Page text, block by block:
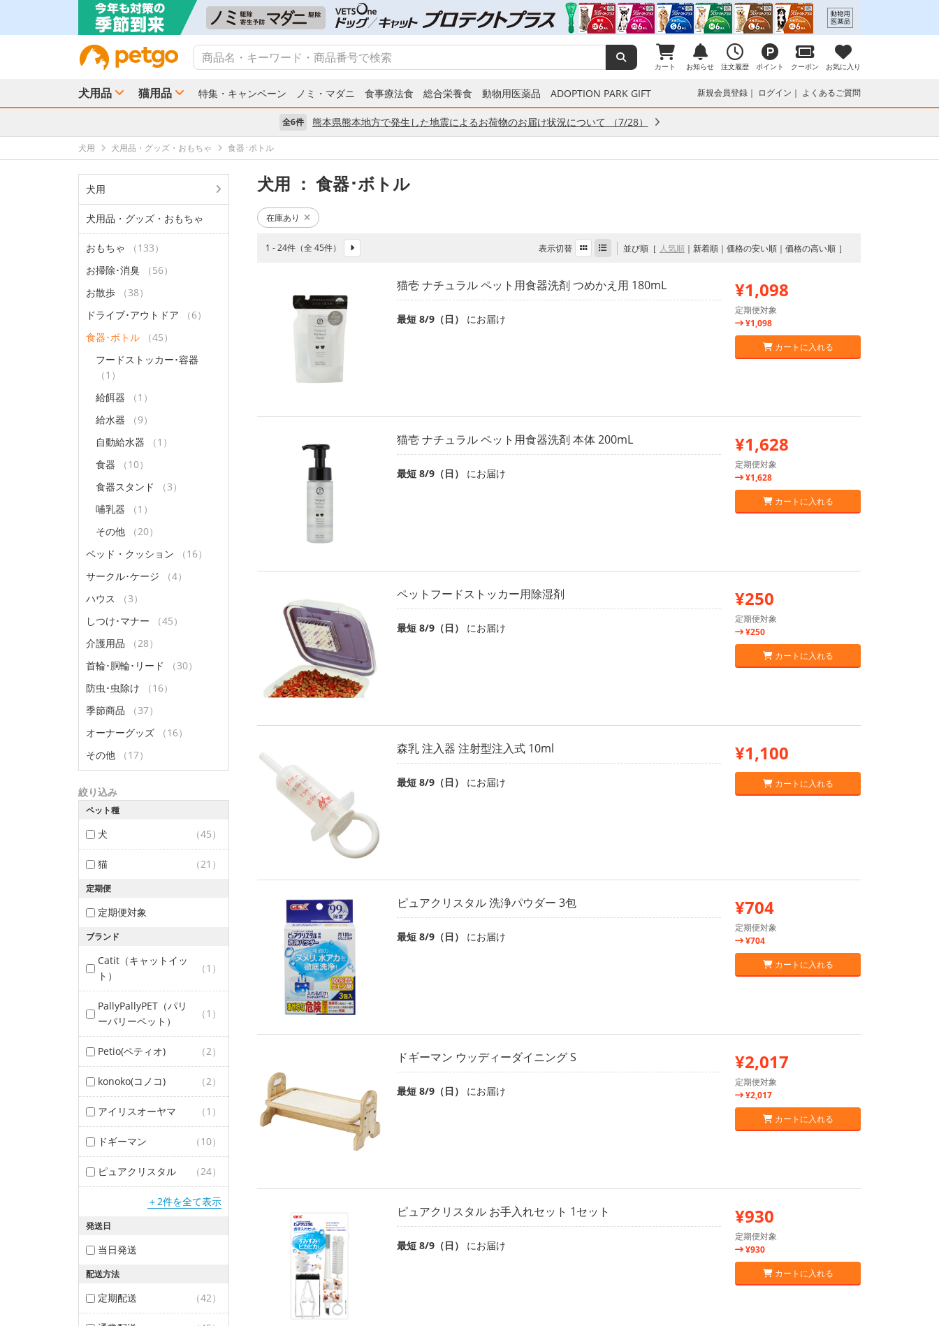
カート お知らせ 注文履歴 ポイント クーポン お気に入り
犬用品 猫用品 特集・キャンペーン ノミ・マダニ 食事療法食 総合栄養食 動物用医薬品 ADOPTION PARK GIFT 新規会員登録 ログイン よくあるご質問
全6件 熊本県熊本地方で発生した地震によるお荷物のお届け状況について （7/28）
犬用 犬用品・グッズ・おもちゃ 食器･ボトル
犬用
犬用品・グッズ・おもちゃ
おもちゃ
（133）
お掃除･消臭
（56）
お散歩
（38）
ドライブ･アウトドア
（6）
食器･ボトル
（45）
フードストッカー･容器
（1）
給餌器
（1）
給水器
（9）
自動給水器
（1）
食器
（10）
食器スタンド
（3）
哺乳器
（1）
その他
（20）
ベッド・クッション
（16）
サークル･ケージ
（4）
ハウス
（3）
しつけ･マナー
（45）
介護用品
（28）
首輪･胴輪･リード
（30）
防虫･虫除け
（16）
季節商品
（37）
オーナーグッズ
（16）
その他
（17）
絞り込み
ペット種
犬 （45）
猫 （21）
定期便
定期便対象
ブランド
Catit（キャットイッ
ト）
（1）
PallyPallyPET（パリ
ーパリーペット）
（1）
Petio(ペティオ) （2）
konoko(コノコ) （2）
アイリスオーヤマ （1）
ドギーマン （10）
ピュアクリスタル （24）
＋2件を全て表示
発送日
当日発送
配送方法
定期配送 （42）
犬用 ： 食器･ボトル
在庫あり
1 - 24件（全 45件） 表示切替 並び順 人気順 新着順 価格の安い順 価格の高い順
猫壱 ナチュラル ペット用食器洗剤 つめかえ用 180mL
最短 8/9（日） にお届け
¥1,098
定期便対象
¥1,098
カートに入れる
猫壱 ナチュラル ペット用食器洗剤 本体 200mL
最短 8/9（日） にお届け
¥1,628
定期便対象
¥1,628
カートに入れる
ペットフードストッカー用除湿剤
最短 8/9（日） にお届け
¥250
定期便対象
¥250
カートに入れる
森乳 注入器 注射型注入式 10ml
最短 8/9（日） にお届け
¥1,100
カートに入れる
ピュアクリスタル 洗浄パウダー 3包
最短 8/9（日） にお届け
¥704
定期便対象
¥704
カートに入れる
ドギーマン ウッディーダイニング S
最短 8/9（日） にお届け
¥2,017
定期便対象
¥2,017
カートに入れる
ピュアクリスタル お手入れセット 1セット
最短 8/9（日） にお届け
¥930
定期便対象
¥930
カートに入れる